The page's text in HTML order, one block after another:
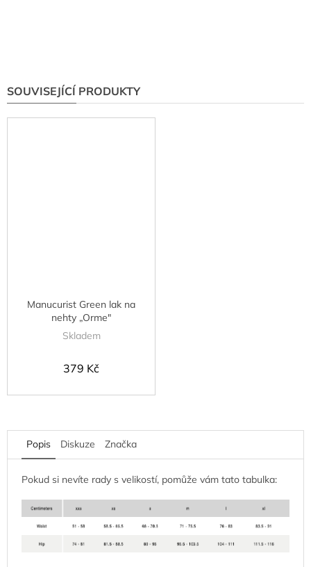
SOUVISEJÍCÍ PRODUKTY
Manucurist Green lak na
nehty „Orme"
Skladem
379 Kč
Popis Diskuze Značka
Pokud si nevíte rady s velikostí, pomůže vám tato tabulka: